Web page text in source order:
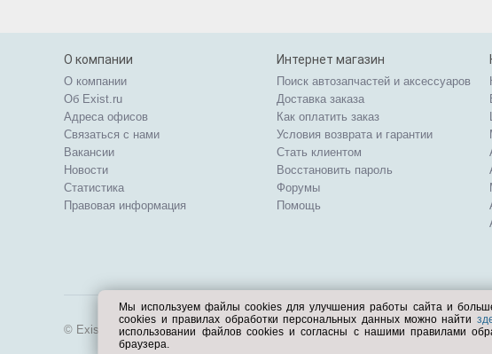
О компании
О компании
Об Exist.ru
Адреса офисов
Связаться с нами
Вакансии
Новости
Статистика
Правовая информация
Интернет магазин
Поиск автозапчастей и аксессуаров
Доставка заказа
Как оплатить заказ
Условия возврата и гарантии
Стать клиентом
Восстановить пароль
Форумы
Помощь
© Exist.ru 1998—2026
Мы используем файлы cookies для улучшения работы сайта и
cookies и правилах обработки персональных данных можно найти
использовании файлов cookies и согласны с нашими правилами
браузера.